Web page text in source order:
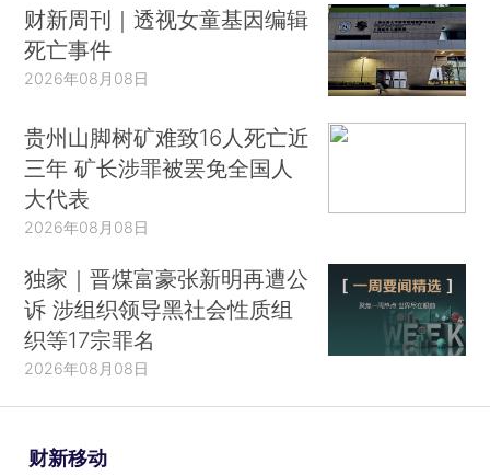
财新周刊｜透视女童基因编辑
死亡事件
2026年08月08日
贵州山脚树矿难致16人死亡近
三年 矿长涉罪被罢免全国人
大代表
2026年08月08日
独家｜晋煤富豪张新明再遭公
诉 涉组织领导黑社会性质组
织等17宗罪名
2026年08月08日
财新移动